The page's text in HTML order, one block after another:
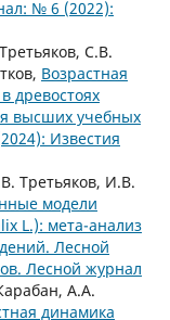
№ 6 (2022):
С.В.
Возрастная
древостоях
высших учебных
Известия
Третьяков, И.В.
модели
L.): мета-анализ
Лесной
Лесной журнал
А.А.
динамика